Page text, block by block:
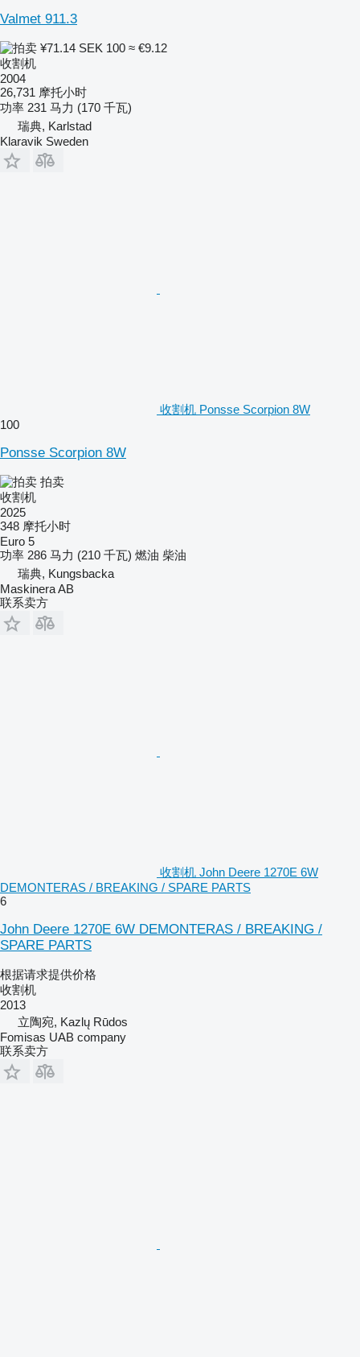
Valmet 911.3
¥71.14 SEK 100 ≈ €9.12
收割机
2004
26,731 摩托小时
功率 231 马力 (170 千瓦)
瑞典, Karlstad
Klaravik Sweden
收割机 Ponsse Scorpion 8W
100
Ponsse Scorpion 8W
拍卖
收割机
2025
348 摩托小时
Euro 5
功率 286 马力 (210 千瓦) 燃油 柴油
瑞典, Kungsbacka
Maskinera AB
联系卖方
收割机 John Deere 1270E 6W
DEMONTERAS / BREAKING / SPARE PARTS
6
John Deere 1270E 6W DEMONTERAS / BREAKING /
SPARE PARTS
根据请求提供价格
收割机
2013
立陶宛, Kazlų Rūdos
Fomisas UAB company
联系卖方